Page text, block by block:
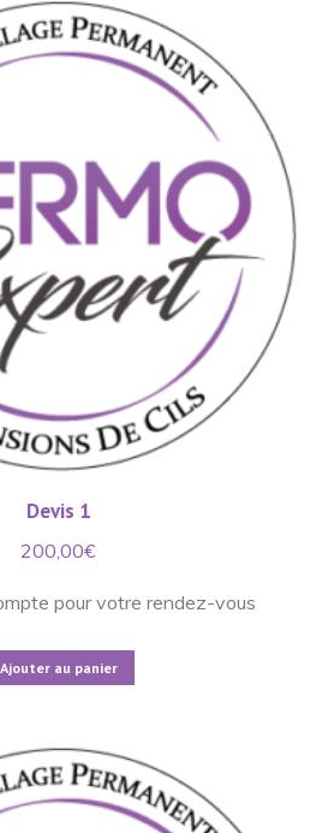
Devis 1
200,00€
pour votre rendez-vous
Ajouter au panier